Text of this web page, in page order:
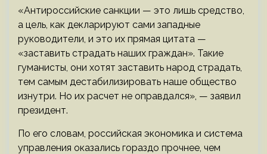
«Антироссийские санкции — это лишь средство,
а цель, как декларируют сами западные
руководители, и это их прямая цитата —
«заставить страдать наших граждан». Такие
гуманисты, они хотят заставить народ страдать,
тем самым дестабилизировать наше общество
изнутри. Но их расчет не оправдался», — заявил
президент.
По его словам, российская экономика и система
управления оказались гораздо прочнее, чем